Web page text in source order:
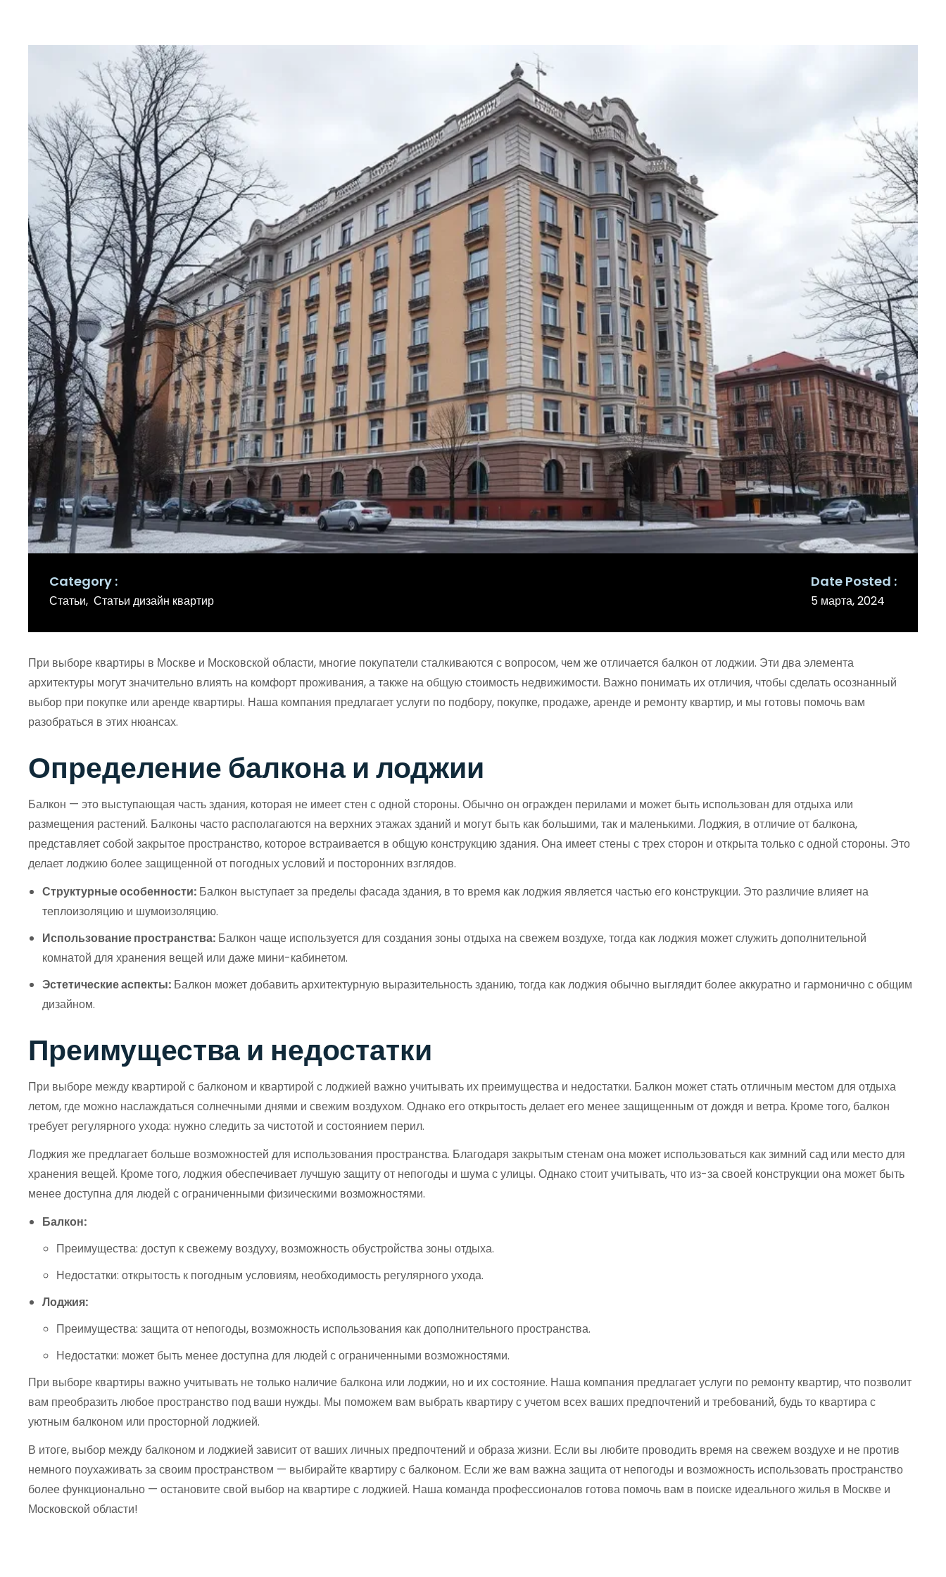
Category
Статьи Статьи дизайн квартир
Date Posted
5 марта, 2024
При выборе квартиры в Москве и Московской области, многие покупатели сталкиваются с вопросом, чем же отличается балкон от лоджии. Эти два элемента
архитектуры могут значительно влиять на комфорт проживания, а также на общую стоимость недвижимости. Важно понимать их отличия, чтобы сделать осознанный
выбор при покупке или аренде квартиры. Наша компания предлагает услуги по подбору, покупке, продаже, аренде и ремонту квартир, и мы готовы помочь вам
разобраться в этих нюансах.
Определение балкона и лоджии
Балкон — это выступающая часть здания, которая не имеет стен с одной стороны. Обычно он огражден перилами и может быть использован для отдыха или
размещения растений. Балконы часто располагаются на верхних этажах зданий и могут быть как большими, так и маленькими. Лоджия, в отличие от балкона,
представляет собой закрытое пространство, которое встраивается в общую конструкцию здания. Она имеет стены с трех сторон и открыта только с одной стороны. Это
делает лоджию более защищенной от погодных условий и посторонних взглядов.
Структурные особенности: Балкон выступает за пределы фасада здания, в то время как лоджия является частью его конструкции. Это различие влияет на
теплоизоляцию и шумоизоляцию.
Использование пространства: Балкон чаще используется для создания зоны отдыха на свежем воздухе, тогда как лоджия может служить дополнительной
комнатой для хранения вещей или даже мини-кабинетом.
Эстетические аспекты: Балкон может добавить архитектурную выразительность зданию, тогда как лоджия обычно выглядит более аккуратно и гармонично с общим
дизайном.
Преимущества и недостатки
При выборе между квартирой с балконом и квартирой с лоджией важно учитывать их преимущества и недостатки. Балкон может стать отличным местом для отдыха
летом, где можно наслаждаться солнечными днями и свежим воздухом. Однако его открытость делает его менее защищенным от дождя и ветра. Кроме того, балкон
требует регулярного ухода: нужно следить за чистотой и состоянием перил.
Лоджия же предлагает больше возможностей для использования пространства. Благодаря закрытым стенам она может использоваться как зимний сад или место для
хранения вещей. Кроме того, лоджия обеспечивает лучшую защиту от непогоды и шума с улицы. Однако стоит учитывать, что из-за своей конструкции она может быть
менее доступна для людей с ограниченными физическими возможностями.
Балкон:
Преимущества: доступ к свежему воздуху, возможность обустройства зоны отдыха.
Недостатки: открытость к погодным условиям, необходимость регулярного ухода.
Лоджия:
Преимущества: защита от непогоды, возможность использования как дополнительного пространства.
Недостатки: может быть менее доступна для людей с ограниченными возможностями.
При выборе квартиры важно учитывать не только наличие балкона или лоджии, но и их состояние. Наша компания предлагает услуги по ремонту квартир, что позволит
вам преобразить любое пространство под ваши нужды. Мы поможем вам выбрать квартиру с учетом всех ваших предпочтений и требований, будь то квартира с
уютным балконом или просторной лоджией.
В итоге, выбор между балконом и лоджией зависит от ваших личных предпочтений и образа жизни. Если вы любите проводить время на свежем воздухе и не против
немного поухаживать за своим пространством — выбирайте квартиру с балконом. Если же вам важна защита от непогоды и возможность использовать пространство
более функционально — остановите свой выбор на квартире с лоджией. Наша команда профессионалов готова помочь вам в поиске идеального жилья в Москве и
Московской области!